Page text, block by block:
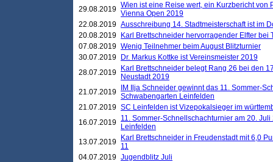
29.08.2019 Wien ist eine Reise wert, ein Kurzbericht von
Vienna Open 2019
22.08.2019 Ausschreibung 14. Stadtmeisterschaft ist im
20.08.2019
Karl Brettschneider hervorragender Elfter bei
07.08.2019 Wenig Teilnehmer beim August Blitzturnier
30.07.2019
Dr. Markus Kottke ist Vereinsmeister 2019
28.07.2019
Karl Brettschneider belegt Rang 26 bei den
Neustadt 2019
21.07.2019
IM Ilja Schneider gewinnt das 11. Sommer-
Schwabengarten Leinfelden
21.07.2019 SC Leinfelden ist Vizepokalsieger im
16.07.2019 11. Sommer-Schnellschachturnier am 20.
Leinfelden
13.07.2019
Karl Brettschneider in Freudenstadt mit 6,0
11
04.07.2019 Jugendblitz Juli